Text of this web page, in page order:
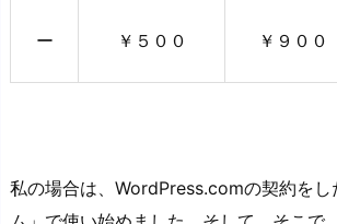
ー ￥５００ ￥９００
私の場合は、WordPress.comの契約をし